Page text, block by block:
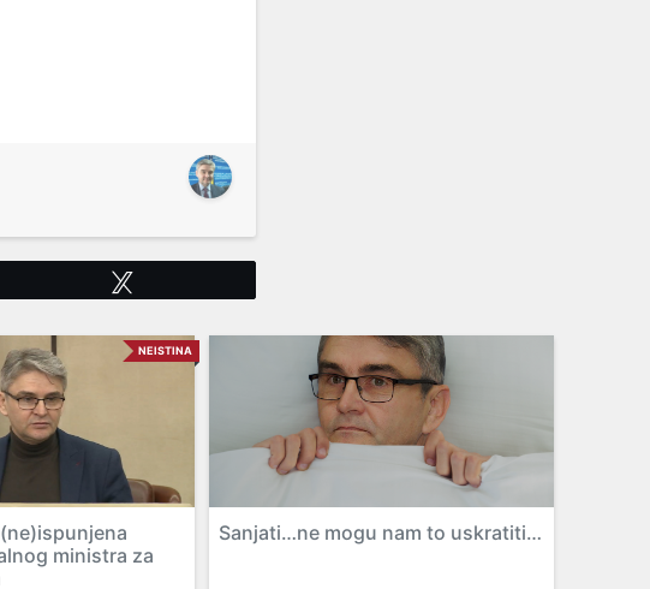
NEISTINA
ministra za
Sanjati…ne mogu nam to uskratiti…